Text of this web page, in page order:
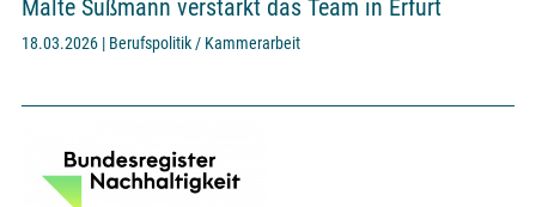
Malte Süßmann verstärkt das Team in Erfurt
18.03.2026 | Berufspolitik / Kammerarbeit